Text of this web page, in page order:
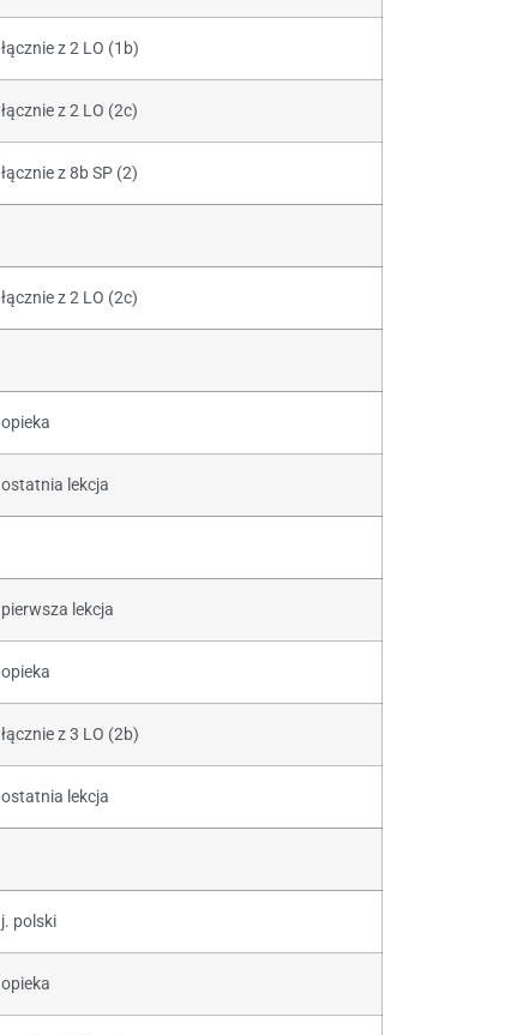
łącznie z 2 LO (1b)
łącznie z 2 LO (2c)
łącznie z 8b SP (2)
łącznie z 2 LO (2c)
opieka
ostatnia lekcja
pierwsza lekcja
opieka
łącznie z 3 LO (2b)
ostatnia lekcja
j. polski
opieka